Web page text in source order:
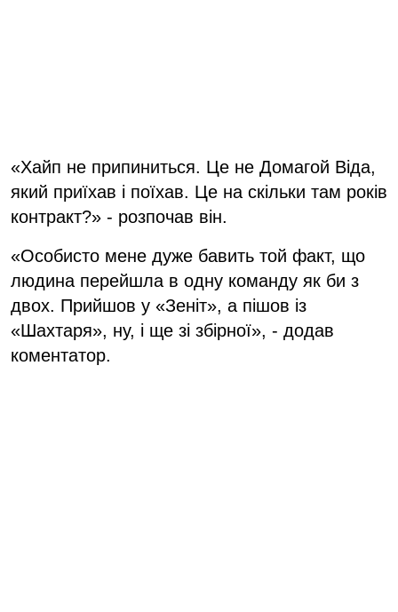
«Хайп не припиниться. Це не Домагой Віда,
який приїхав і поїхав. Це на скільки там років
контракт?» - розпочав він.
«Особисто мене дуже бавить той факт, що
людина перейшла в одну команду як би з
двох. Прийшов у «Зеніт», а пішов із
«Шахтаря», ну, і ще зі збірної», - додав
коментатор.